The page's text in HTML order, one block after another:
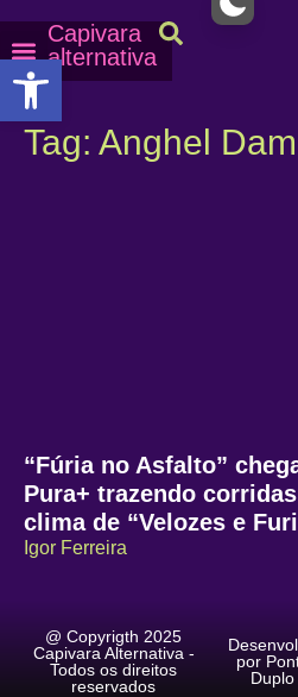
Capivara
alternativa
Tag: Anghel
“Fúria no Asfalto”
Pura+ trazendo
clima de “Velozes e
Igor Ferreira
@ Copyrigth 2025
Capivara Alternativa -
Todos os direitos
reservados
por
Duplo
Abrir a barra de